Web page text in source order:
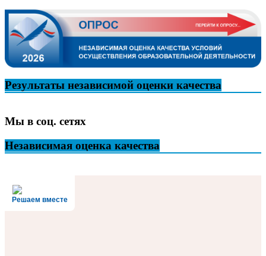
Результаты независимой оценки качества
Мы в соц. сетях
Независимая оценка качества
Решаем вместе